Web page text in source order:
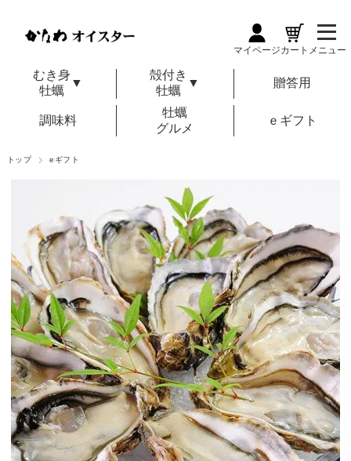
マイページカート メニュー
むき身
牡蠣
▼
殻付き
牡蠣
▼ 贈答用
調味料
牡蠣
グルメ
ｅギフト
トップ eギフト